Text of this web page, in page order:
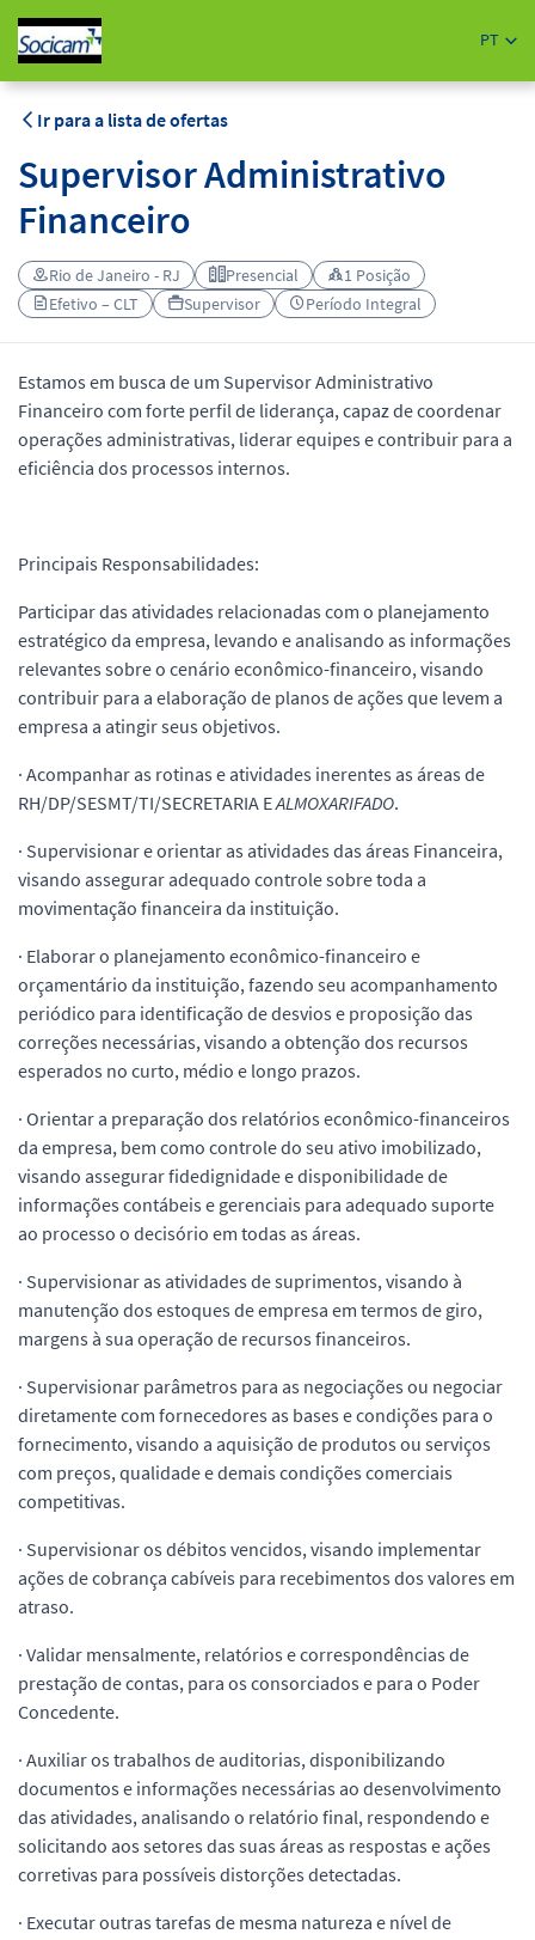
PT
Ir para a lista de ofertas
Supervisor Administrativo
Financeiro
Rio de Janeiro - RJ Presencial
1 Posição
Efetivo – CLT
Supervisor Período Integral
Estamos em busca de um Supervisor Administrativo
Financeiro com forte perfil de liderança, capaz de coordenar
operações administrativas, liderar equipes e contribuir para a
eficiência dos processos internos.
Principais Responsabilidades:
Participar das atividades relacionadas com o planejamento
estratégico da empresa, levando e analisando as informações
relevantes sobre o cenário econômico-financeiro, visando
contribuir para a elaboração de planos de ações que levem a
empresa a atingir seus objetivos.
· Acompanhar as rotinas e atividades inerentes as áreas de
RH/DP/SESMT/TI/SECRETARIA EALMOXARIFADO.
· Supervisionar e orientar as atividades das áreas Financeira,
visando assegurar adequado controle sobre toda a
movimentação financeira da instituição.
· Elaborar o planejamento econômico-financeiro e
orçamentário da instituição, fazendo seu acompanhamento
periódico para identificação de desvios e proposição das
correções necessárias, visando a obtenção dos recursos
esperados no curto, médio e longo prazos.
· Orientar a preparação dos relatórios econômico-financeiros
da empresa, bem como controle do seu ativo imobilizado,
visando assegurar fidedignidade e disponibilidade de
informações contábeis e gerenciais para adequado suporte
ao processo o decisório em todas as áreas.
· Supervisionar as atividades de suprimentos, visando à
manutenção dos estoques de empresa em termos de giro,
margens à sua operação de recursos financeiros.
· Supervisionar parâmetros para as negociações ou negociar
diretamente com fornecedores as bases e condições para o
fornecimento, visando a aquisição de produtos ou serviços
com preços, qualidade e demais condições comerciais
competitivas.
· Supervisionar os débitos vencidos, visando implementar
ações de cobrança cabíveis para recebimentos dos valores em
atraso.
· Validar mensalmente, relatórios e correspondências de
prestação de contas, para os consorciados e para o Poder
Concedente.
· Auxiliar os trabalhos de auditorias, disponibilizando
documentos e informações necessárias ao desenvolvimento
das atividades, analisando o relatório final, respondendo e
solicitando aos setores das suas áreas as respostas e ações
corretivas para possíveis distorções detectadas.
· Executar outras tarefas de mesma natureza e nível de